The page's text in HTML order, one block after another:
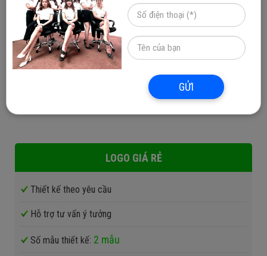
Khuyến mại: Chương trìnhgiảm giá 10%khi quý khách
hàng sử dụng thêm dịch vụ thiết kế web và các danh mục
khác trong gói hỗ trợ của Phương Nam Vina đi cùng với
dịch vụ thiết kế logo.
LOGO GIÁ RẺ
Thiết kế theo yêu cầu
Hỗ trợ tư vấn ý tưởng
Số mẫu thiết kế: 2 mẫu
GỬI